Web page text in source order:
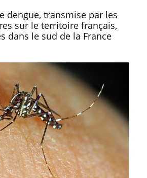
dengue, transmise par les
sur le territoire français,
dans le sud de la France